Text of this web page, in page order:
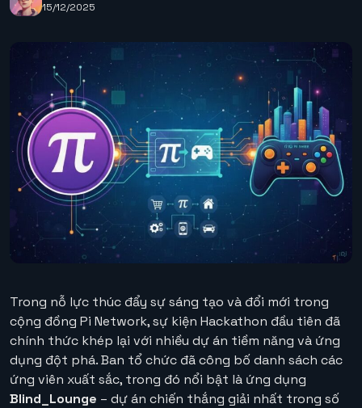
15/12/2025
Trong nỗ lực thúc đẩy sự sáng tạo và đổi mới trong
cộng đồng Pi Network, sự kiện Hackathon đầu tiên đã
chính thức khép lại với nhiều dự án tiềm năng và ứng
dụng đột phá. Ban tổ chức đã công bố danh sách các
ứng viên xuất sắc, trong đó nổi bật là ứng dụng
Blind_Lounge – dự án chiến thắng giải nhất trong số